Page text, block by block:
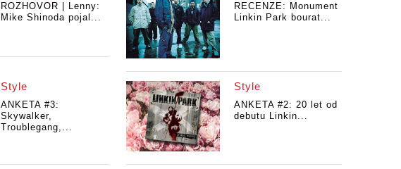
ROZHOVOR | Lenny:
Mike Shinoda pojal...
RECENZE: Monument
Linkin Park bourat...
Style
ANKETA #3:
Skywalker,
Troublegang,...
Style
ANKETA #2: 20 let od
debutu Linkin...